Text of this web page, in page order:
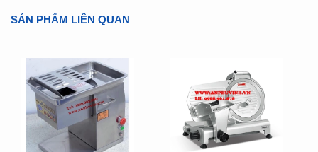
SẢN PHẨM LIÊN QUAN